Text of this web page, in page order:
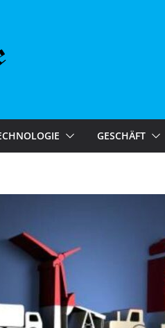
GESCHÄFT